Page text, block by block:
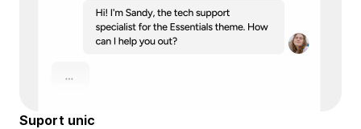
Suport unic